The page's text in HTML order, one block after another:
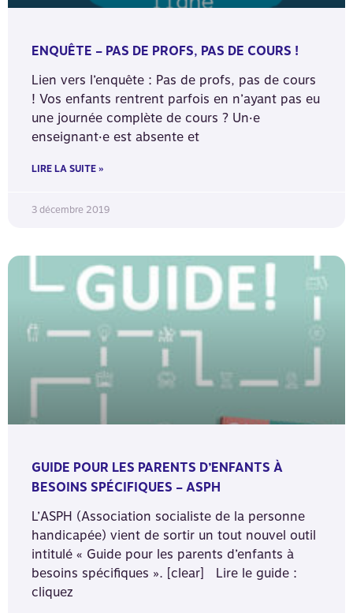
ENQUÊTE – PAS DE PROFS, PAS DE COURS !
Lien vers l’enquête : Pas de profs, pas de cours
! Vos enfants rentrent parfois en n’ayant pas eu
une journée complète de cours ? Un·e
enseignant·e est absente et
LIRE LA SUITE »
3 décembre 2019
GUIDE POUR LES PARENTS D’ENFANTS À
BESOINS SPÉCIFIQUES – ASPH
L’ASPH (Association socialiste de la personne
handicapée) vient de sortir un tout nouvel outil
intitulé « Guide pour les parents d’enfants à
besoins spécifiques ». [clear] Lire le guide :
cliquez